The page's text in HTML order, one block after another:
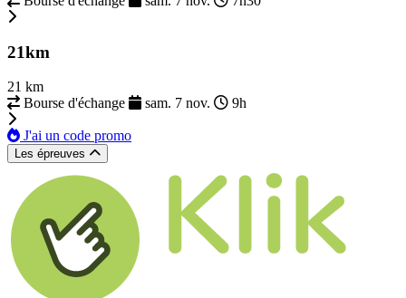
21km
21 km
Bourse d'échange
sam. 7 nov. 9h
J'ai un code promo
Les épreuves